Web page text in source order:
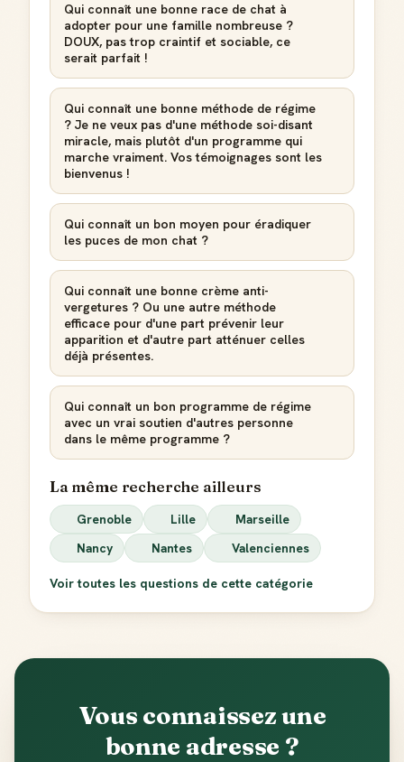
Qui connaît une bonne race de chat à
adopter pour une famille nombreuse ?
DOUX, pas trop craintif et sociable, ce
serait parfait !
Qui connaît une bonne méthode de régime
? Je ne veux pas d'une méthode soi-disant
miracle, mais plutôt d'un programme qui
marche vraiment. Vos témoignages sont les
bienvenus !
Qui connaît un bon moyen pour éradiquer
les puces de mon chat ?
Qui connaît une bonne crème anti-
vergetures ? Ou une autre méthode
efficace pour d'une part prévenir leur
apparition et d'autre part atténuer celles
déjà présentes.
Qui connaît un bon programme de régime
avec un vrai soutien d'autres personne
dans le même programme ?
La même recherche ailleurs
Grenoble Lille
Marseille
Nancy
Nantes Valenciennes
Voir toutes les questions de cette catégorie
Vous connaissez une
bonne adresse ?